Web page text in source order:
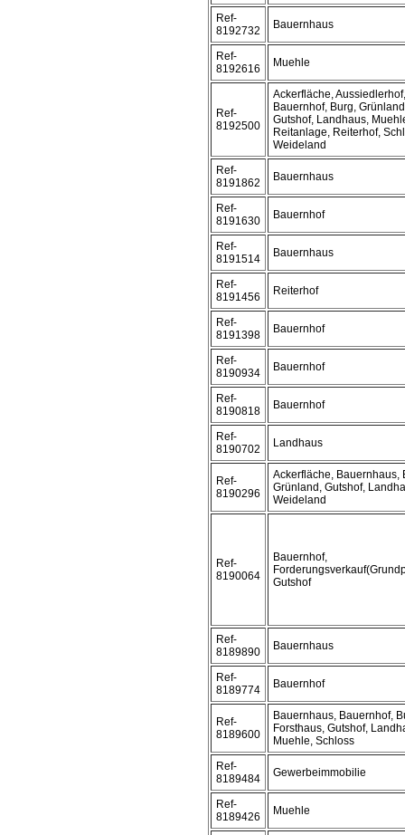
Ref-
8192732
Bauernhaus
Ref-
8192616
Muehle
Ref-
8192500
Ackerfläche, Aussiedlerhof,
Bauernhof, Burg,
Gutshof, Landhaus,
Reitanlage, Reiterhof,
Weideland
Ref-
8191862
Bauernhaus
Ref-
8191630
Bauernhof
Ref-
8191514
Bauernhaus
Ref-
8191456
Reiterhof
Ref-
8191398
Bauernhof
Ref-
8190934
Bauernhof
Ref-
8190818
Bauernhof
Ref-
8190702
Landhaus
Ref-
8190296
Ackerfläche, Bauernhaus,
Grünland, Gutshof,
Weideland
Ref-
8190064
Bauernhof,
Gutshof
Ref-
8189890
Bauernhaus
Ref-
8189774
Bauernhof
Ref-
8189600
Bauernhaus, Bauernhof,
Forsthaus, Gutshof,
Muehle, Schloss
Ref-
8189484
Gewerbeimmobilie
Ref-
8189426
Muehle